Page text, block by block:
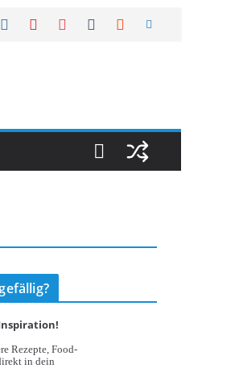
Rezepte, Food-
in dein